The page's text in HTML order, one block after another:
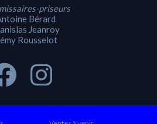
priseurs
Bérard
Jeanroy
Rousselot